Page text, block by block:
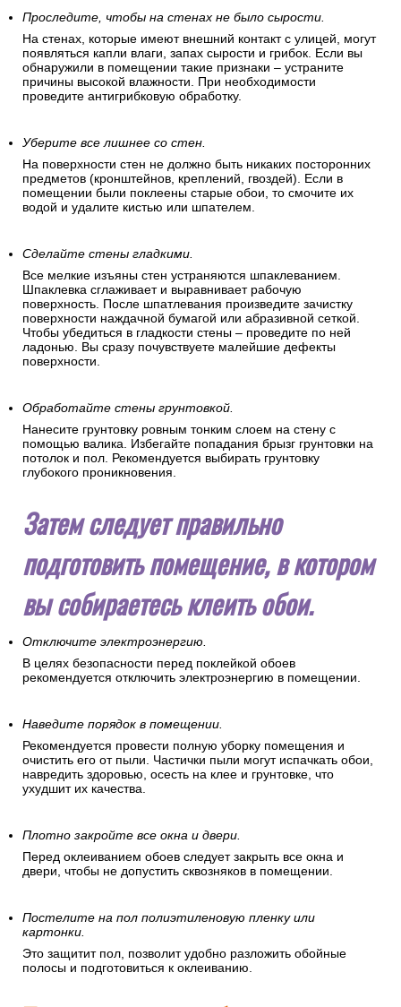
Проследите, чтобы на стенах не было сырости.
На стенах, которые имеют внешний контакт с улицей, могут
появляться капли влаги, запах сырости и грибок. Если вы
обнаружили в помещении такие признаки – устраните
причины высокой влажности. При необходимости
проведите антигрибковую обработку.
Уберите все лишнее со стен.
На поверхности стен не должно быть никаких посторонних
предметов (кронштейнов, креплений, гвоздей). Если в
помещении были поклеены старые обои, то смочите их
водой и удалите кистью или шпателем.
Сделайте стены гладкими.
Все мелкие изъяны стен устраняются шпаклеванием.
Шпаклевка сглаживает и выравнивает рабочую
поверхность. После шпатлевания произведите зачистку
поверхности наждачной бумагой или абразивной сеткой.
Чтобы убедиться в гладкости стены – проведите по ней
ладонью. Вы сразу почувствуете малейшие дефекты
поверхности.
Обработайте стены грунтовкой.
Нанесите грунтовку ровным тонким слоем на стену с
помощью валика. Избегайте попадания брызг грунтовки на
потолок и пол. Рекомендуется выбирать грунтовку
глубокого проникновения.
Затем следует правильно
подготовить помещение, в котором
вы собираетесь клеить обои.
Отключите электроэнергию.
В целях безопасности перед поклейкой обоев
рекомендуется отключить электроэнергию в помещении.
Наведите порядок в помещении.
Рекомендуется провести полную уборку помещения и
очистить его от пыли. Частички пыли могут испачкать обои,
навредить здоровью, осесть на клее и грунтовке, что
ухудшит их качества.
Плотно закройте все окна и двери.
Перед оклеиванием обоев следует закрыть все окна и
двери, чтобы не допустить сквозняков в помещении.
Постелите на пол полиэтиленовую пленку или
картонки.
Это защитит пол, позволит удобно разложить обойные
полосы и подготовиться к оклеиванию.